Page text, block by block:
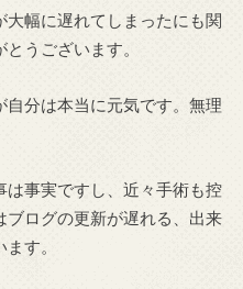
大幅に遅れてしまったにも関
うございます。
分は本当に元気です。無理
事実ですし、近々手術も控
ブログの更新が遅れる、出来
す。